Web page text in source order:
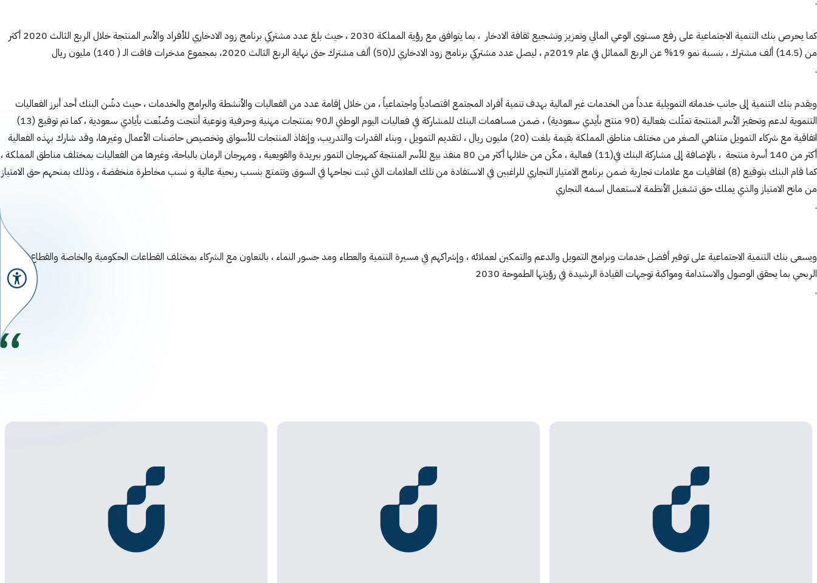
كما يحرص بنك التنمية الاجتماعية على رفع مستوى الوعي المالي وتعزيز وتشجيع ثقافة الادخار ، بما يتوافق مع رؤية المملكة 2030 ، حيث بلغ عدد مشتركي برنامج زود الادخاري للأفراد والأسر المنتجة خلال الربع الثالث 2020 أكثر
من (14.5) ألف مشترك ، بنسبة نمو 19% عن الربع المماثل في عام 2019م ، ليصل عدد مشتركي برنامج زود الادخاري لـ(50) ألف مشترك حتى نهاية الربع الثالث 2020، بمجموع مدخرات فاقت الـ ( 140) مليون ريال
.
ويقدم بنك التنمية إلى جانب خدماته التمويلية عدداً من الخدمات غير المالية بهدف تنمية أفراد المجتمع اقتصادياً واجتماعياً ، من خلال إقامة عدد من الفعاليات والأنشطة والبرامج والخدمات ، حيث دشّن البنك أحد أبرز الفعاليات
التنموية لدعم وتحفيز الأسر المنتجة تمثّلت بفعالية (90 منتج بأيدي سعودية) ، ضمن مساهمات البنك للمشاركة في فعاليات اليوم الوطني الـ90 بمنتجات مهنية وحرفية ونوعية أنتجت وصُنّعت بأيادي سعودية ، كما تم توقيع (13)
اتفاقية مع شركاء التمويل متناهي الصغر من مختلف مناطق المملكة بقيمة بلغت (20) مليون ريال ، لتقديم التمويل ، وبناء القدرات والتدريب، وإنفاذ المنتجات للأسواق وتخصيص حاضنات الأعمال وغيرها، وقد شارك بهذه الفعالية
أكثر من 140 أسرة منتجة ، بالإضافة إلى مشاركة البنك في(11) فعالية ، مكّن من خلالها أكثر من 80 منفذ بيع للأسر المنتجة كمهرجان التمور ببريدة والقويعية ، ومهرجان الرمان بالباحة، وغيرها من الفعاليات بمختلف مناطق المملكة ،
كما قام البنك بتوقيع (8) اتفاقيات مع علامات تجارية ضمن برنامج الامتياز التجاري للراغبين في الاستفادة من تلك العلامات التي ثبت نجاحها في السوق وتتمتع بنسب ربحية عالية و نسب مخاطرة منخفضة ، وذلك بمنحهم حق الامتياز
من مانح الامتياز والذي يملك حق تشغيل الأنظمة لاستعمال اسمه التجاري
.
ويسعى بنك التنمية الاجتماعية على توفير أفضل خدمات وبرامج التمويل والدعم والتمكين لعملائه ، وإشراكهم في مسيرة التنمية والعطاء ومد جسور النماء ، بالتعاون مع الشركاء بمختلف القطاعات الحكومية والخاصة والقطاع غير
الربحي بما يحقق الوصول والاستدامة ومواكبة توجهات القيادة الرشيدة في رؤيتها الطموحة 2030
.